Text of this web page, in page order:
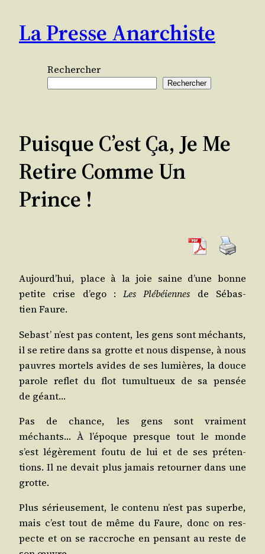
contenu
La Presse Anarchiste
Rechercher
Rechercher
Puisque C’est Ça, Je Me
Retire Comme Un
Prince !
Aujourd’hui, place à la joie saine d’une bonne
petite crise d’ego :Les Plé­béiennes de Sébas­
tien Faure.
Sebast’ n’est pas content, les gens sont méchants,
il se retire dans sa grotte et nous dis­pense, à nous
pauvres mor­tels avides de ses lumières, la douce
parole reflet du flot tumul­tueux de sa pen­sée
de géant…
Pas de chance, les gens sont vrai­ment
méchants… À l’époque presque tout le monde
s’est légè­re­ment fou­tu de lui et de ses pré­ten­
tions. Il ne devait plus jamais retour­ner dans une
grotte.
Plus sérieu­se­ment, le conte­nu n’est pas superbe,
mais c’est tout de même du Faure, donc on res­
pecte et on se rac­croche en pen­sant au reste de